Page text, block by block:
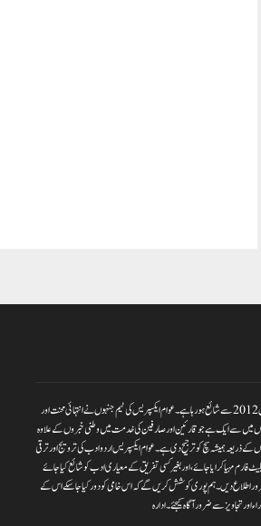
عوام ایکسپریس بدلتے وقت کے ساتھ عوام ایکسپریس نیوز پورٹر کا آغاز کیا گیا ہے۔جبکہ عوام ایکسپریس 2012سے شائع ہورہا ہے۔ عوام ایکسپریس کی ٹیم جنہوں نے انتہائی محنت اور
میں سے ایک ہے جو قارئین اور صارفین کی خدمت میں وطنی خبروں کے علاوہ
ذریعہ ہمیشہ سچ کو ترجیح دی ہے۔عوام ایکسپریس اردو ادب کی ترویج اور ترقی
مہیا کرایا جائے،اور بغیر کسی تفریق کے معیاری ادب کو شائع کیا جائے
ضرور اطلاع دیں۔ہم پوری کوشش کریں گے کہ اس خامی کو دور کیا جاسکے اس کے
تجاویز سے ضرور آگاہ کیجئے۔ ادارہ